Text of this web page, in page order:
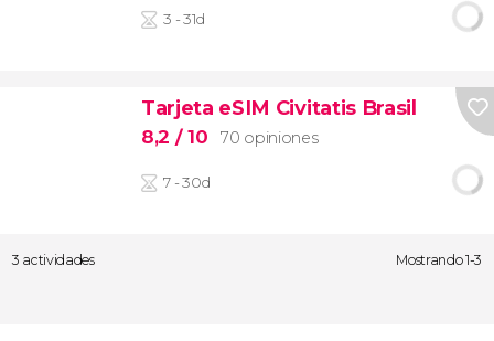
3 - 31d
Tarjeta eSIM Civitatis Brasil
8,2 / 10 70 opiniones
7 - 30d
3 actividades Mostrando 1-3